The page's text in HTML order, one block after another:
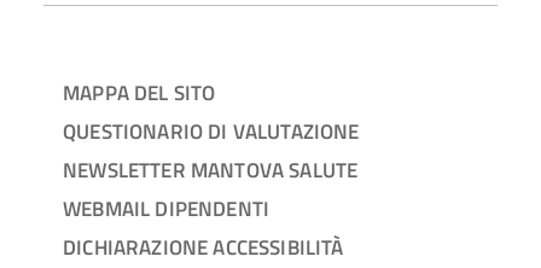
MAPPA DEL SITO
QUESTIONARIO DI VALUTAZIONE
NEWSLETTER MANTOVA SALUTE
WEBMAIL DIPENDENTI
DICHIARAZIONE ACCESSIBILITÀ